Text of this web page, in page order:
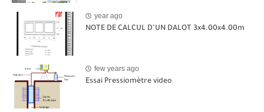
year ago
NOTE DE CALCUL D’UN DALOT 3x4.00x4.00m
few years ago
Essai Pressiomètre video